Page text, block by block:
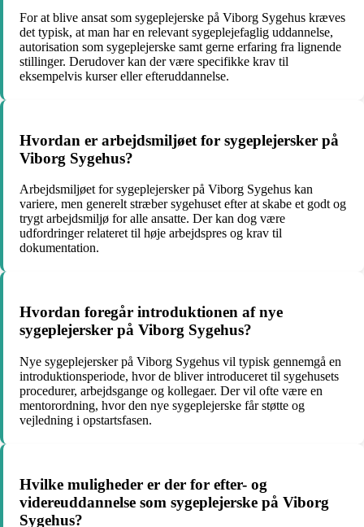
For at blive ansat som sygeplejerske på Viborg Sygehus kræves
det typisk, at man har en relevant sygeplejefaglig uddannelse,
autorisation som sygeplejerske samt gerne erfaring fra lignende
stillinger. Derudover kan der være specifikke krav til
eksempelvis kurser eller efteruddannelse.
Hvordan er arbejdsmiljøet for sygeplejersker på
Viborg Sygehus?
Arbejdsmiljøet for sygeplejersker på Viborg Sygehus kan
variere, men generelt stræber sygehuset efter at skabe et godt og
trygt arbejdsmiljø for alle ansatte. Der kan dog være
udfordringer relateret til høje arbejdspres og krav til
dokumentation.
Hvordan foregår introduktionen af nye
sygeplejersker på Viborg Sygehus?
Nye sygeplejersker på Viborg Sygehus vil typisk gennemgå en
introduktionsperiode, hvor de bliver introduceret til sygehusets
procedurer, arbejdsgange og kollegaer. Der vil ofte være en
mentorordning, hvor den nye sygeplejerske får støtte og
vejledning i opstartsfasen.
Hvilke muligheder er der for efter- og
videreuddannelse som sygeplejerske på Viborg
Sygehus?